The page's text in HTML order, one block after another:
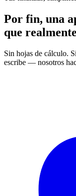
Por fin, una
que
Sin hojas de cálculo.
escribe — nosotros